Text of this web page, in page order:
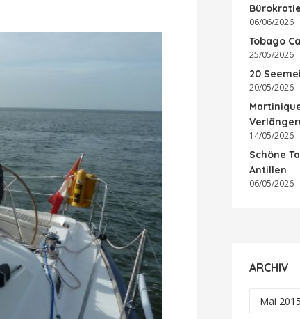
Bürokratie
06/06/2026
Tobago
25/05/2026
20
20/05/2026
14/05/2026
Schöne
Antillen
06/05/2026
ARCHIV
Archiv